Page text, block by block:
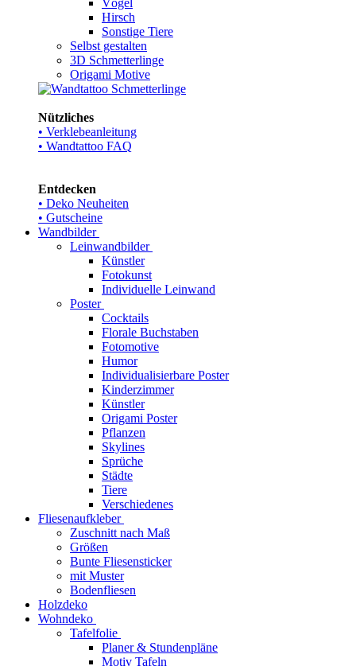
Vögel
Hirsch
Sonstige Tiere
Selbst gestalten
3D Schmetterlinge
Origami Motive
Nützliches
• Verklebeanleitung
• Wandtattoo FAQ
Entdecken
• Deko Neuheiten
• Gutscheine
Wandbilder
Leinwandbilder
Künstler
Fotokunst
Individuelle Leinwand
Poster
Cocktails
Florale Buchstaben
Fotomotive
Humor
Individualisierbare Poster
Kinderzimmer
Künstler
Origami Poster
Pflanzen
Skylines
Sprüche
Städte
Tiere
Verschiedenes
Fliesenaufkleber
Zuschnitt nach Maß
Größen
Bunte Fliesensticker
mit Muster
Bodenfliesen
Holzdeko
Wohndeko
Tafelfolie
Planer & Stundenpläne
Motiv Tafeln